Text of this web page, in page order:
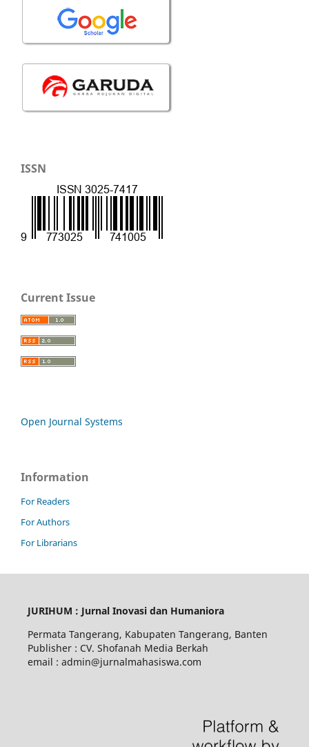
ISSN
Current Issue
Open Journal Systems
Information
For Readers
For Authors
For Librarians
JURIHUM : Jurnal Inovasi dan Humaniora
Permata Tangerang, Kabupaten Tangerang, Banten
Publisher : CV. Shofanah Media Berkah
email : admin@jurnalmahasiswa.com